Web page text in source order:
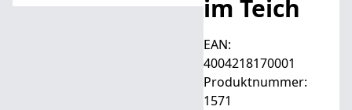
im Teich
EAN:
4004218170001
Produktnummer:
1571